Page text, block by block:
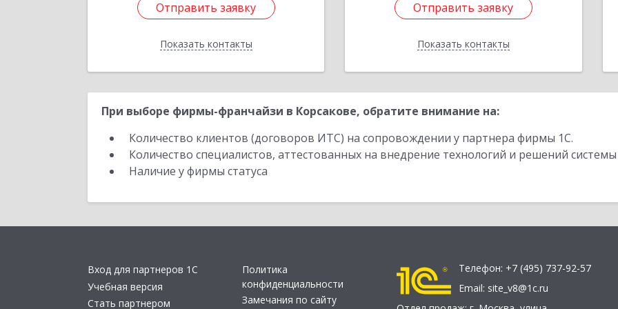
Отправить заявку
Показать контакты
Отправить заявку
Назад
Отправить заявку
Показать контакты
Отправить заявку
Назад
При выборе фирмы-франчайзи в Корсакове, обратите внимание на:
Количество клиентов (договоров ИТС) на сопровождении у партнера фирмы 1С.
Количество специалистов, аттестованных на внедрение технологий и решений
Наличие у фирмы статуса
Вход для партнеров 1С
Учебная версия
Стать партнером
Политика
конфиденциальности
Замечания по сайту
Телефон: +7 (495) 737-92-57
Email: site_v8@1c.ru